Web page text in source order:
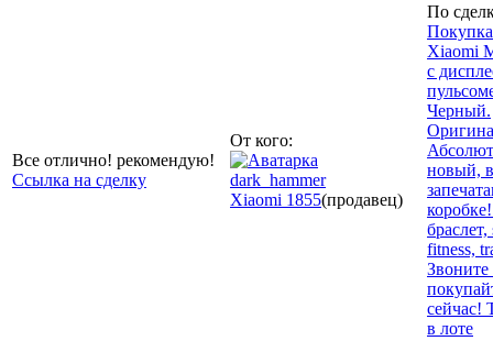
Все отлично! рекомендую!
Ссылка на сделку
От кого:
dark_hammer
Xiaomi 1855(продавец)
По
Xiaomi
с
Черный.
новый, в
браслет,
fitness,
Звоните
сейчас!
в лоте